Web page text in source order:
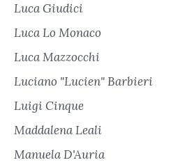
Luca Giudici
Luca Lo Monaco
Luca Mazzocchi
Luciano "Lucien" Barbieri
Luigi Cinque
Maddalena Leali
Manuela D'Auria